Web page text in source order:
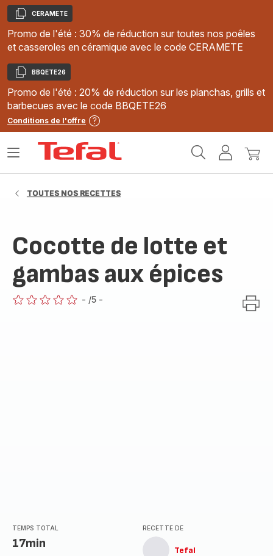
Copier
CERAMETE
Promo de l'été : 30% de réduction sur toutes nos poêles
et casseroles en céramique avec le code CERAMETE
Copier
BBQETE26
Promo de l'été : 20% de réduction sur les planchas, grills et
barbecues avec le code BBQETE26
Conditions de l'offre
MonMon
Ouvrir
TOUTES NOS RECETTES
Cocotte de lotte et
gambas aux épices
- /5 -
TEMPS TOTAL
17min
RECETTE DE
Tefal